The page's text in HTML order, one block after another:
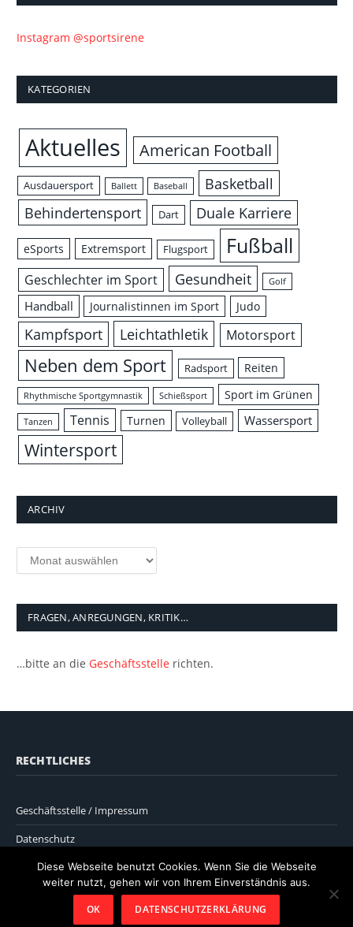
Instagram @sportsirene
KATEGORIEN
Aktuelles American Football
Ausdauersport Ballett Baseball
Basketball
Behindertensport
Dart Duale Karriere
eSports Extremsport Flugsport Fußball
Geschlechter im Sport Gesundheit Golf
Handball Journalistinnen im Sport Judo
Kampfsport Leichtathletik Motorsport
Neben dem Sport Radsport Reiten
Rhythmische Sportgymnastik Schießsport Sport im Grünen
Tanzen Tennis Turnen Volleyball Wassersport
Wintersport
ARCHIV
Archiv
FRAGEN, ANREGUNGEN, KRITIK…
…bitte an die Geschäftsstelle richten.
RECHTLICHES
Geschäftsstelle / Impressum
Datenschutz
Diese Webseite benutzt Cookies. Wenn Sie die Webseite
weiter nutzt, gehen wir von Ihrem Einverständnis aus.
OK DATENSCHUTZERKLÄRUNG